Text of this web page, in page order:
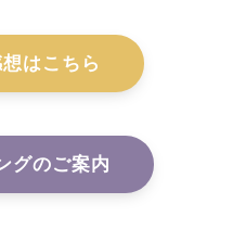
はこちら
グのご案内